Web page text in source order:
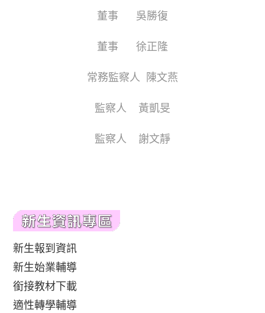
董事 吳勝復
董事 徐正隆
常務監察人 陳文燕
監察人 黃凱旻
監察人 謝文靜
新生報到資訊
新生始業輔導
銜接教材下載
適性轉學輔導